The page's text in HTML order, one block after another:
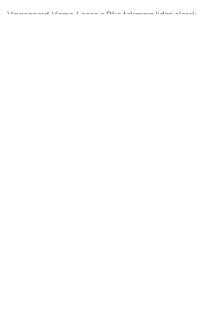
Vingegaard, Visma-Lease a Bike takımının lideri olarak